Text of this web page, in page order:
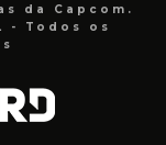
da Capcom.
- Todos os